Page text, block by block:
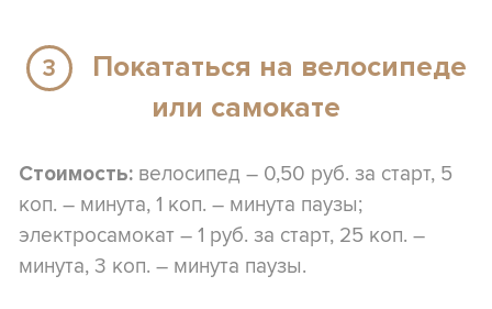
3
Покататься на велосипеде
или самокате
Стоимость: велосипед – 0,50 руб. за старт, 5
коп. – минута, 1 коп. – минута паузы;
электросамокат – 1 руб. за старт, 25 коп. –
минута, 3 коп. – минута паузы.